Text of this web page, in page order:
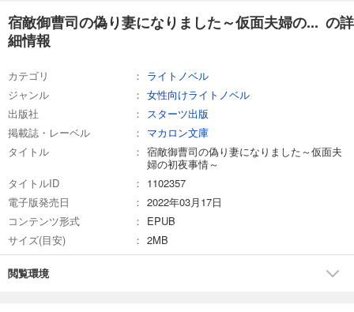
宿敵御曹司の偽り妻になりました～仮面夫婦の... の詳
細情報
カテゴリ
ライトノベル
ジャンル
女性向けライトノベル
出版社
スターツ出版
掲載誌・レーベル
マカロン文庫
タイトル
宿敵御曹司の偽り妻になりました～仮面夫
婦の初夜事情～
タイトルID
1102357
電子版発売日
2022年03月17日
コンテンツ形式
EPUB
サイズ(目安)
2MB
閲覧環境